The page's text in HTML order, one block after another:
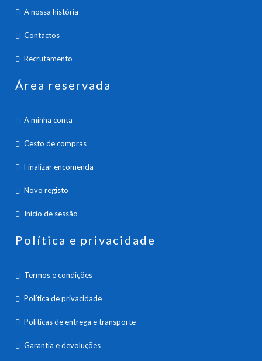
A nossa história
Contactos
Recrutamento
Área reservada
A minha conta
Cesto de compras
Finalizar encomenda
Novo registo
Inicio de sessão
Política e privacidade
Termos e condições
Política de privacidade
Políticas de entrega e transporte
Garantia e devoluções